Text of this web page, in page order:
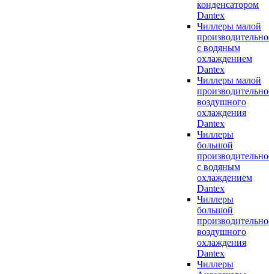
конденсатором
Dantex
Чиллеры малой
с водяным
охлаждением
Dantex
Чиллеры малой
воздушного
охлаждения
Dantex
Чиллеры
большой
с водяным
охлаждением
Dantex
Чиллеры
большой
воздушного
охлаждения
Dantex
Чиллеры